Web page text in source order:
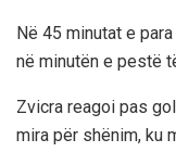
Në 45 minutat e
në minutën e pestë
Zvicra reagoi pas
mira për shënim, ku